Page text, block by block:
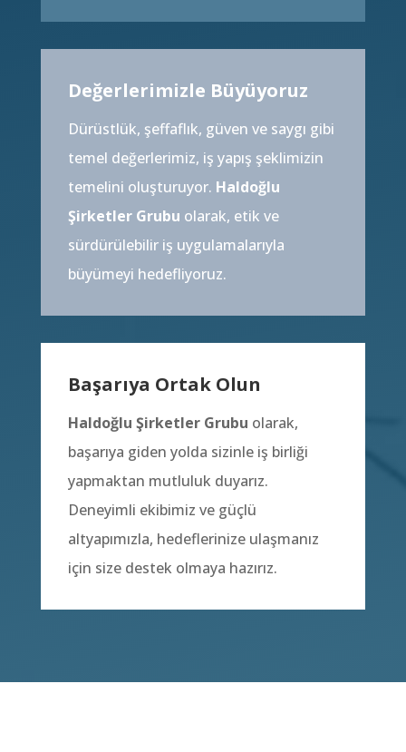
Değerlerimizle Büyüyoruz
Dürüstlük, şeffaflık, güven ve saygı gibi
temel değerlerimiz, iş yapış şeklimizin
temelini oluşturuyor. Haldoğlu
Şirketler Grubu olarak, etik ve
sürdürülebilir iş uygulamalarıyla
büyümeyi hedefliyoruz.
Başarıya Ortak Olun
Haldoğlu Şirketler Grubu olarak,
başarıya giden yolda sizinle iş birliği
yapmaktan mutluluk duyarız.
Deneyimli ekibimiz ve güçlü
altyapımızla, hedeflerinize ulaşmanız
için size destek olmaya hazırız.